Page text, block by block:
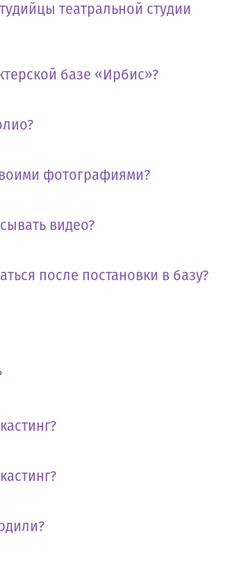
театральной студии
базе «Ирбис»?
фотографиями?
видео?
после постановки в базу?